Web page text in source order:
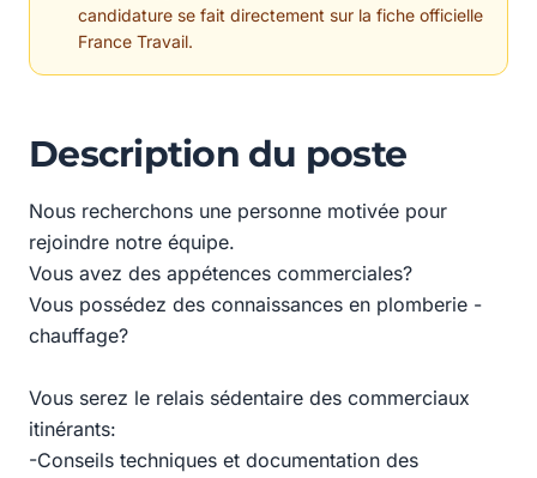
candidature se fait directement sur la fiche officielle
France Travail.
Description du poste
Nous recherchons une personne motivée pour
rejoindre notre équipe.
Vous avez des appétences commerciales?
Vous possédez des connaissances en plomberie -
chauffage?
Vous serez le relais sédentaire des commerciaux
itinérants:
-Conseils techniques et documentation des